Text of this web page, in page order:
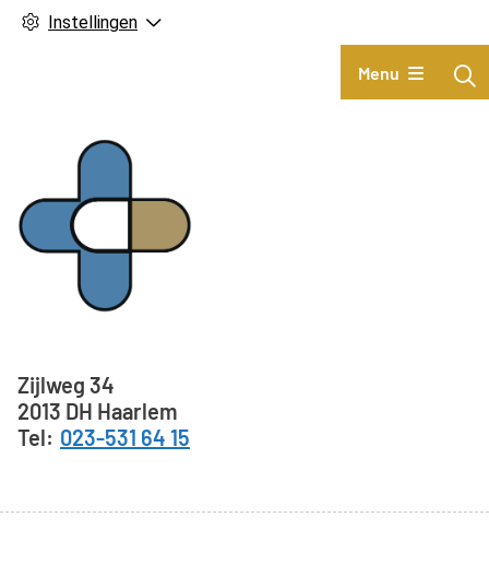
Instellingen
Hoofdmenu
Menu
Adresgegevens
Zijlweg 34
2013 DH Haarlem
023-531 64 15